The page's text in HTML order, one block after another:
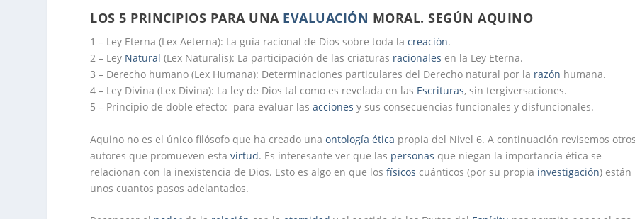
LOS 5 PRINCIPIOS PARA UNA EVALUACIÓN MORAL. SEGÚN AQUINO
1 – Ley Eterna (Lex Aeterna): La guía racional de Dios sobre toda lacreación.
2 – Ley Natural (Lex Naturalis): La participación de las criaturas racionales en la Ley Eterna.
3 – Derecho humano (Lex Humana): Determinaciones particulares del Derecho natural por la razón humana.
4 – Ley Divina (Lex Divina): La ley de Dios tal como es revelada en las Escrituras, sin tergiversaciones.
5 – Principio de doble efecto: para evaluar lasacciones y sus consecuencias funcionales y disfuncionales.
Aquino no es el único filósofo que ha creado unaontología ética propia del Nivel 6. A continuación revisemos
autores que promueven estavirtud. Es interesante ver que las personas que niegan la importancia ética se
relacionan con la inexistencia de Dios. Esto es algo en que losfísicos cuánticos (por su propia investigación) están
unos cuantos pasos adelantados.